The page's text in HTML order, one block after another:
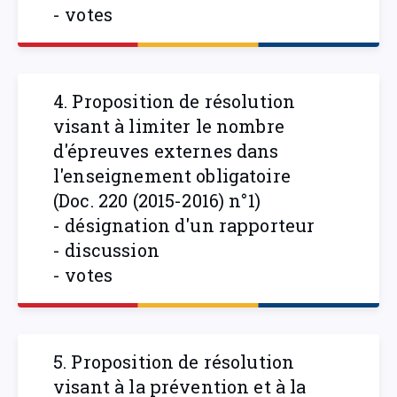
- votes
4. Proposition de résolution
visant à limiter le nombre
d'épreuves externes dans
l'enseignement obligatoire
(Doc. 220 (2015-2016) n°1)
- désignation d'un rapporteur
- discussion
- votes
5. Proposition de résolution
visant à la prévention et à la